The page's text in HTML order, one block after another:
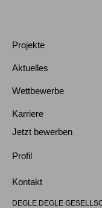
Projekte
Aktuelles
Wettbewerbe
Karriere
Jetzt bewerben
Profil
Kontakt
DEGLE.DEGLE